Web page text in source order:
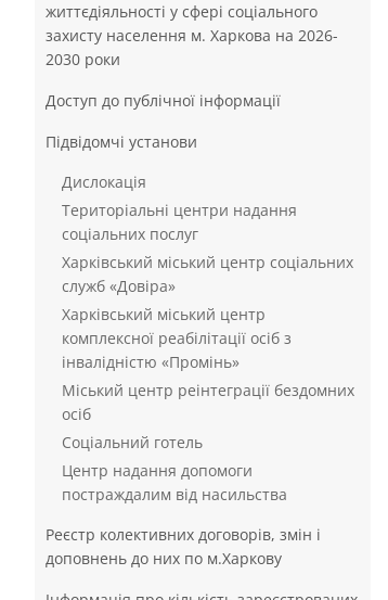
життєдіяльності у сфері соціального
захисту населення м. Харкова на 2026-
2030 роки
Доступ до публічної інформації
Підвідомчі установи
Дислокація
Територіальні центри надання
соціальних послуг
Харківський міський центр соціальних
служб «Довіра»
Харківський міський центр
комплексної реабілітації осіб з
інвалідністю «Промінь»
Міський центр реінтеграції бездомних
осіб
Соціальний готель
Центр надання допомоги
постраждалим від насильства
Реєстр колективних договорів, змін і
доповнень до них по м.Харкову